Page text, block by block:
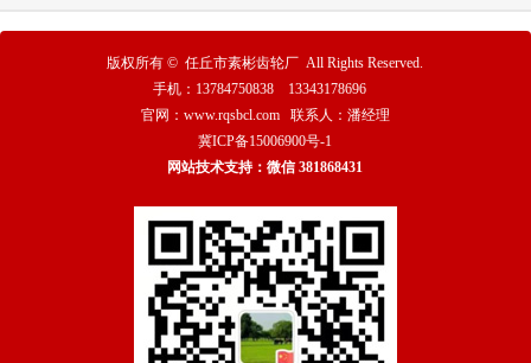
版权所有 ©任丘市素彬齿轮厂All Rights Reserved.
手机：13784750838 13343178696
官网：www.rqsbcl.com 联系人：潘经理
冀ICP备15006900号-1
网站技术支持：微信 381868431